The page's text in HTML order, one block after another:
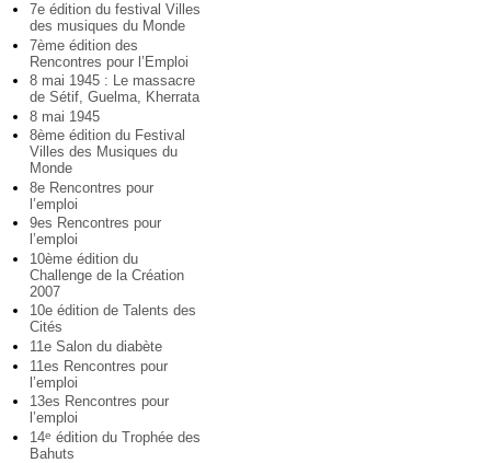
7e édition du festival Villes
des musiques du Monde
7ème édition des
Rencontres pour l’Emploi
8 mai 1945 : Le massacre
de Sétif, Guelma, Kherrata
8 mai 1945
8ème édition du Festival
Villes des Musiques du
Monde
8e Rencontres pour
l’emploi
9es Rencontres pour
l’emploi
10ème édition du
Challenge de la Création
2007
10e édition de Talents des
Cités
11e Salon du diabète
11es Rencontres pour
l’emploi
13es Rencontres pour
l’emploi
14e édition du Trophée des
Bahuts